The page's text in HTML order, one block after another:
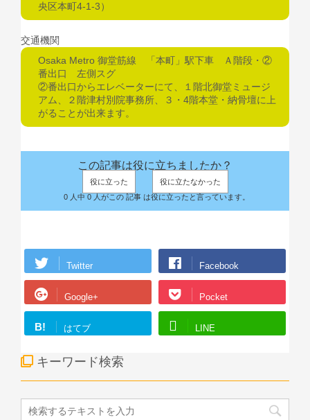
央区本町4-1-3）
交通機関
Osaka Metro 御堂筋線 「本町」駅下車 Ａ階段・②
番出口 左側スグ
②番出口からエレベーターにて、１階北御堂ミュージ
アム、２階津村別院事務所、３・4階本堂・納骨壇に上
がることが出来ます。
この記事は役に立ちましたか？
役に立った
役に立たなかった
0 人中 0 人がこの 記事 は役に立ったと言っています。
Twitter Facebook
Google+ Pocket
B! はてブ LINE
キーワード検索